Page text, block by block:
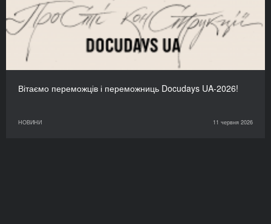
Вітаємо переможців і переможниць Docudays UA-2026!
НОВИНИ 11 червня 2026